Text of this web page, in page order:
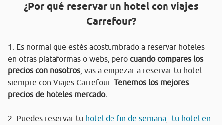
¿Por qué reservar un hotel con viajes
Carrefour?
1. Es normal que estés acostumbrado a reservar hoteles
en otras plataformas o webs, pero cuando compares los
precios con nosotros, vas a empezar a reservar tu hotel
siempre con Viajes Carrefour. Tenemos los mejores
precios de hoteles mercado.
2. Puedes reservar tu hotel de fin de semana
tu hotel en